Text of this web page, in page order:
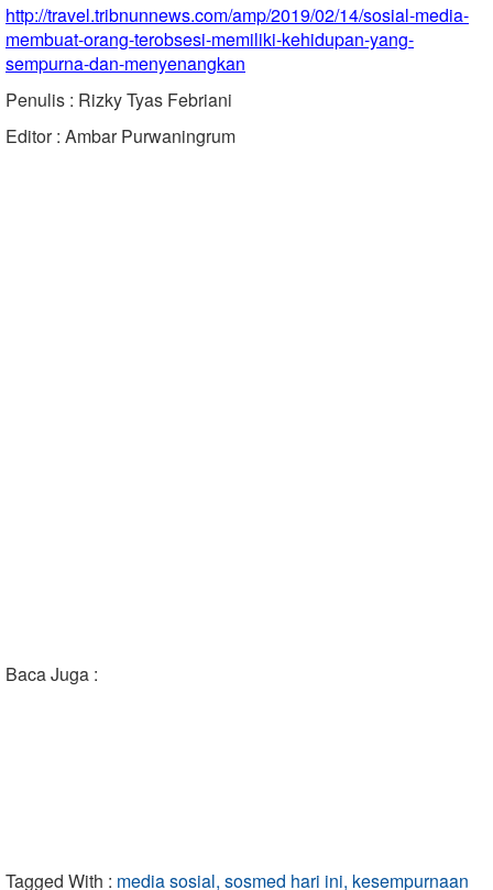
http://travel.tribnunnews.com/amp/2019/02/14/sosial-media-
membuat-orang-terobsesi-memiliki-kehidupan-yang-
sempurna-dan-menyenangkan
Penulis : Rizky Tyas Febriani
Editor : Ambar Purwaningrum
Baca Juga :
Tagged With : media sosial, sosmed hari ini, kesempurnaan